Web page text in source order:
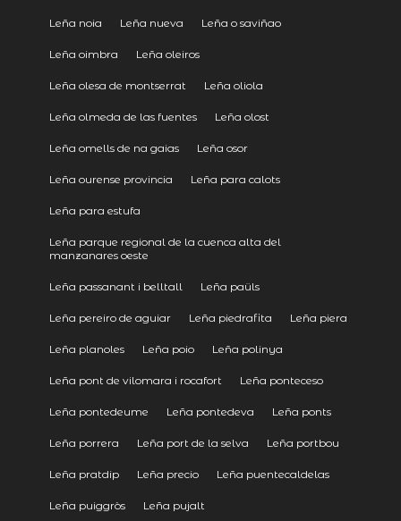
Leña noia Leña nueva Leña o saviñao
Leña oimbra Leña oleiros
Leña olesa de montserrat Leña oliola
Leña olmeda de las fuentes Leña olost
Leña omells de na gaias Leña osor
Leña ourense provincia Leña para calots
Leña para estufa
Leña parque regional de la cuenca alta del
manzanares oeste
Leña passanant i belltall Leña paüls
Leña pereiro de aguiar Leña piedrafita Leña piera
Leña planoles Leña poio Leña polinya
Leña pont de vilomara i rocafort Leña ponteceso
Leña pontedeume Leña pontedeva Leña ponts
Leña porrera Leña port de la selva Leña portbou
Leña pratdip Leña precio Leña puentecaldelas
Leña puiggròs Leña pujalt